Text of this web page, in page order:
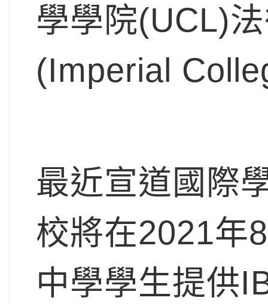
學學院(UCL)
(Imperial
最近宣道國際
校將在2021年
中學學生提供